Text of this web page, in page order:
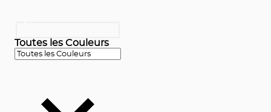
Toutes les Couleurs